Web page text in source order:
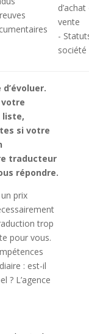
vente
-
société
liste,
si votre
traducteur
répondre.
un prix
trop
pour vous.
: est-il
? L’agence